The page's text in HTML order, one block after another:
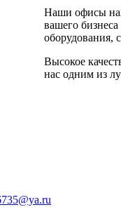
Наши офисы
вашего
оборудования,
Высокое
нас одним из